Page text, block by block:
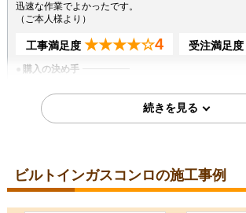
迅速な作業でよかったです。
（ご本人様より）
工事満足度 ★★★★☆4 受注満足度
購入の決め手
サイトが見やすかった 商品選定がしやすかった
価格が安かった
2026年6月10日
福岡県古賀市
ビルトインコンロ工事のお客様
ビルトインガスコンロの施工事例